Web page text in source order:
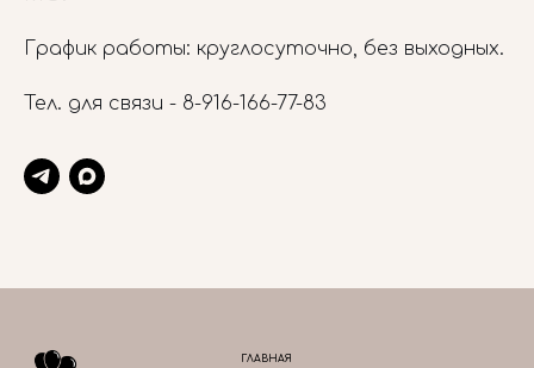
График работы: круглосуточно, без выходных.
Тел. для связи - 8-916-166-77-83
ГЛАВНАЯ